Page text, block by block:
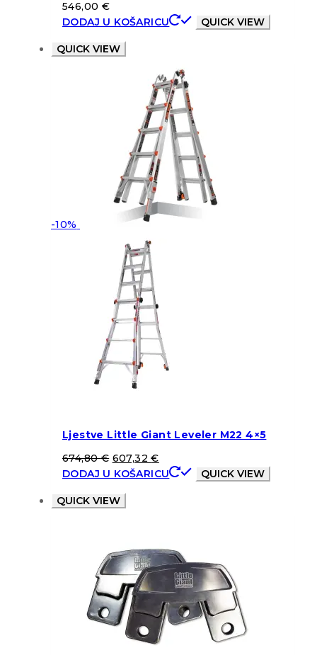
546,00 €
DODAJ U KOŠARICU
QUICK VIEW
QUICK VIEW
-10%
Ljestve Little Giant Leveler M22 4×5
674,80€ 607,32€
DODAJ U KOŠARICU
QUICK VIEW
QUICK VIEW